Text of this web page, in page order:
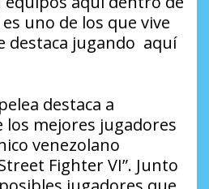
uno de los que vive
destaca jugando aquí
destaca a
los mejores jugadores
venezolano
Fighter VI”. Junto